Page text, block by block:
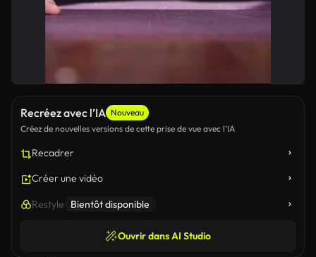
Recréez avec l’IA Nouveau
Créez de nouvelles versions de cette prise de vue avec l’IA
Recadrer
Créer une vidéo
Restyle Bientôt disponible
Ouvrir dans AI Studio